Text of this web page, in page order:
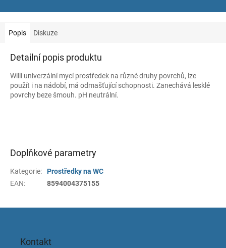
Popis Diskuze
Detailní popis produktu
Willi univerzální mycí prostředek na různé druhy povrchů, lze
použít i na nádobí, má odmašťující schopnosti. Zanechává lesklé
povrchy beze šmouh. pH neutrální.
Doplňkové parametry
Kategorie:
Prostředky na WC
EAN: 8594004375155
Kontakt